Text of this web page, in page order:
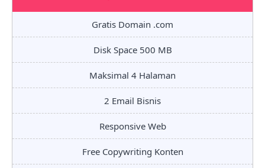
Gratis Domain .com
Disk Space 500 MB
Maksimal 4 Halaman
2 Email Bisnis
Responsive Web
Free Copywriting Konten